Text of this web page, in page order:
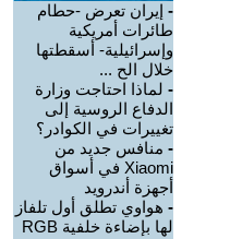
- إيران تعرض -حطام
طائرات أمريكية
وإسرائيلية- أسقطتها
خلال الح ...
- لماذا احتاجت وزارة
الدفاع الروسية إلى
تغييرات في الكوادر؟
- منافس جديد من
Xiaomi في أسواق
أجهزة أندرويد
- هواوي تطلق أول تلفاز
لها بإضاءة خلفية RGB